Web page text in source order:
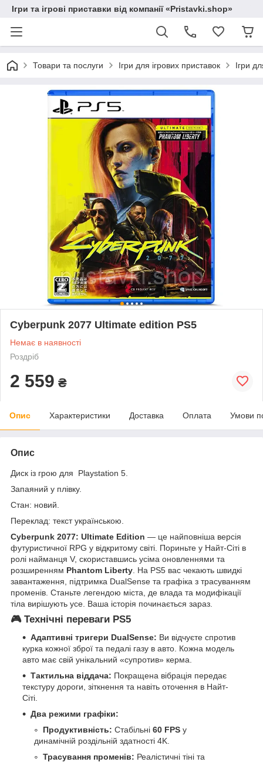
Ігри та ігрові приставки від компанії «Pristavki.shop»
Товари та послуги Ігри для ігрових приставок Ігри
Cyberpunk 2077 Ultimate edition PS5
Немає в наявності
Роздріб
2 559 ₴
Опис Характеристики Доставка Оплата Умови
Опис
Диск із грою для Playstation 5.
Запаяний у плівку.
Стан: новий.
Переклад: текст українською.
Cyberpunk 2077: Ultimate Edition — це найповніша версія
футуристичної RPG у відкритому світі. Пориньте у Найт-Сіті в
ролі найманця V, скориставшись усіма оновленнями та
розширенням Phantom Liberty . На PS5 вас чекають швидкі
завантаження, підтримка DualSense та графіка з трасуванням
променів. Станьте легендою міста, де влада та модифікації
тіла вирішують усе. Ваша історія починається зараз.
🎮 Технічні переваги PS5
Адаптивні тригери DualSense: Ви відчуєте спротив
курка кожної зброї та педалі газу в авто. Кожна модель
авто має свій унікальний «супротив» керма.
Тактильна віддача: Покращена вібрація передає
текстуру дороги, зіткнення та навіть оточення в Найт-
Сіті.
Два режими графіки:
Продуктивність: Стабільні 60 FPS у
динамічній роздільній здатності 4K.
Трасування променів: Реалістичні тіні та